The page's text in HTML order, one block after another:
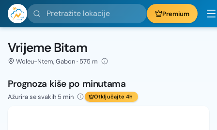
Pretražite lokacije Premium
Vrijeme Bitam
Woleu-Ntem, Gabon · 575 m
Prognoza kiše po minutama
Ažurira se svakih 5 min Otključajte 4h